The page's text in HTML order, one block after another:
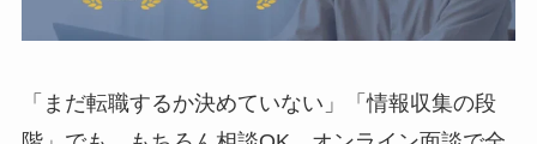
「まだ転職するか決めていない」「情報収集の段